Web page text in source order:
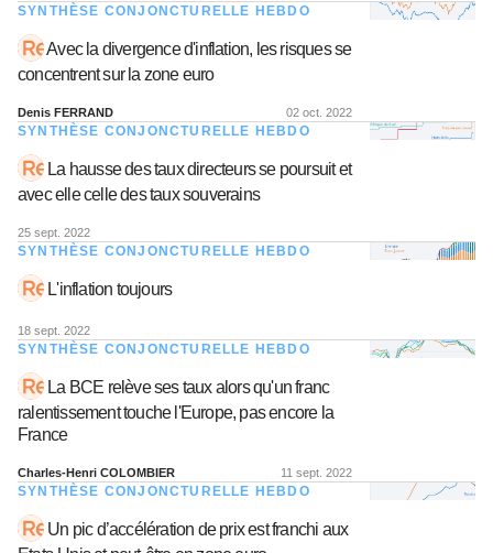
SYNTHÈSE CONJONCTURELLE HEBDO
Avec la divergence d'inflation, les risques se
concentrent sur la zone euro
Denis FERRAND 02 oct. 2022
SYNTHÈSE CONJONCTURELLE HEBDO
La hausse des taux directeurs se poursuit et
avec elle celle des taux souverains
25 sept. 2022
SYNTHÈSE CONJONCTURELLE HEBDO
L'inflation toujours
18 sept. 2022
SYNTHÈSE CONJONCTURELLE HEBDO
La BCE relève ses taux alors qu'un franc
ralentissement touche l'Europe, pas encore la
France
Charles-Henri COLOMBIER 11 sept. 2022
SYNTHÈSE CONJONCTURELLE HEBDO
Un pic d’accélération de prix est franchi aux